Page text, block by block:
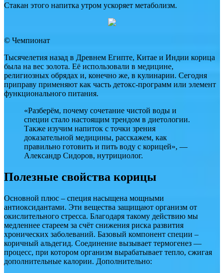
Стакан этого напитка утром ускоряет метаболизм.
© Чемпионат
Тысячелетия назад в Древнем Египте, Китае и Индии корица
была на вес золота. Её использовали в медицине,
религиозных обрядах и, конечно же, в кулинарии. Сегодня
приправу применяют как часть детокс-программ или элемент
функционального питания.
«Разберём, почему сочетание чистой воды и
специи стало настоящим трендом в диетологии.
Также изучим напиток с точки зрения
доказательной медицины, расскажем, как
правильно готовить и пить воду с корицей», —
Александр Сидоров, нутрициолог.
Полезные свойства корицы
Основной плюс – специя насыщена мощными
антиоксидантами. Эти вещества защищают организм от
окислительного стресса. Благодаря такому действию мы
медленнее стареем за счёт снижения риска развития
хронических заболеваний. Базовый компонент специи –
коричный альдегид. Соединение вызывает термогенез —
процесс, при котором организм вырабатывает тепло, сжигая
дополнительные калории. Дополнительно: